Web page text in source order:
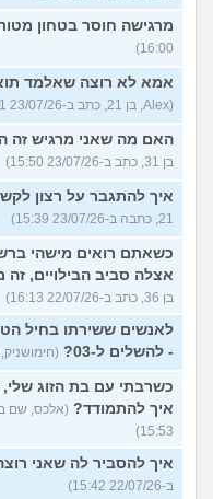
מרגישה חוסר בטחון
16:00)
אמא לא רוצה שאלמד
(Alex, בן 21, כתב ב-23/07/26 16:01)
האם מה שאני מרגיש זה
בן 31, כתב ב-23/07/26 15:50)
איך להתגבר על רצון
21, כתבה ב-23/07/26 15:39)
כשאתם רואים מישהי
אצלה סביב הבילויים, זה
בן 36, כתב ב-22/07/26 16:13)
לאנשים ששירתו בחיל
- להשלים ל-03?
(חימושניק, בן 19, כתב ב-22/07/
כשרבתי עם בת הזוג
איך להתמודד?
15:53)
איך להסביר לה שאני
ב-22/07/26 15:42)